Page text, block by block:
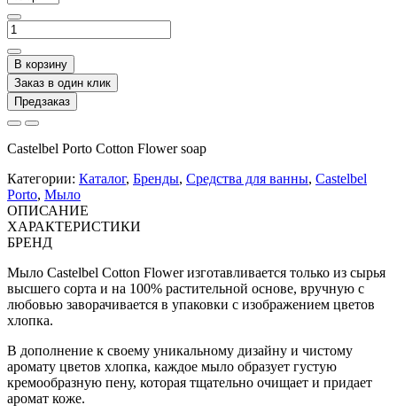
В корзину
Заказ в один клик
Предзаказ
Castelbel Porto Cotton Flower soap
Категории: Каталог, Бренды, Средства для ванны, Castelbel
Porto, Мыло
ОПИСАНИЕ
ХАРАКТЕРИСТИКИ
БРЕНД
Мыло Castelbel Cotton Flower изготавливается только из сырья
высшего сорта и на 100% растительной основе, вручную с
любовью заворачивается в упаковки с изображением цветов
хлопка.
В дополнение к своему уникальному дизайну и чистому
аромату цветов хлопка, каждое мыло образует густую
кремообразную пену, которая тщательно очищает и придает
аромат коже.